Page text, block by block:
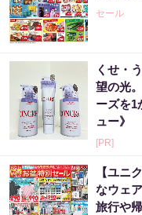
セール
くせ・
望の光
ーズを1
ュー》
[PR]
【ユニ
なウェ
旅行や